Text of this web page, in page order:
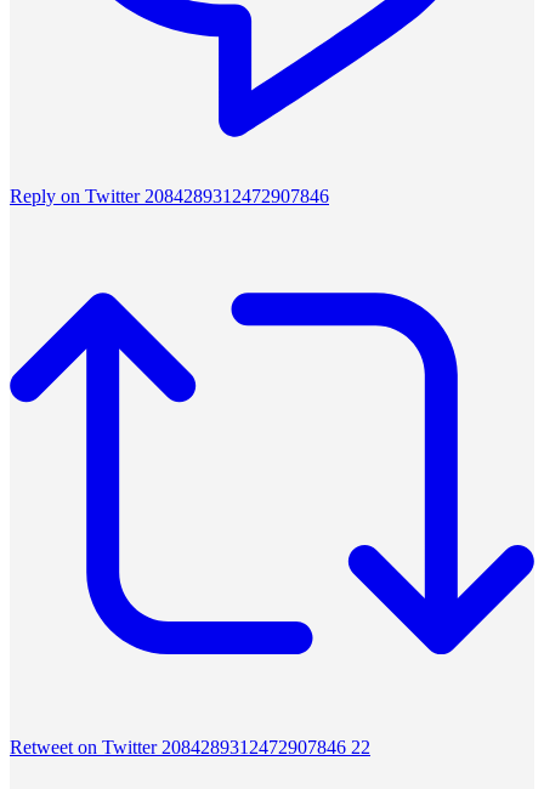
Reply on Twitter 2084289312472907846
Retweet on Twitter 2084289312472907846 22